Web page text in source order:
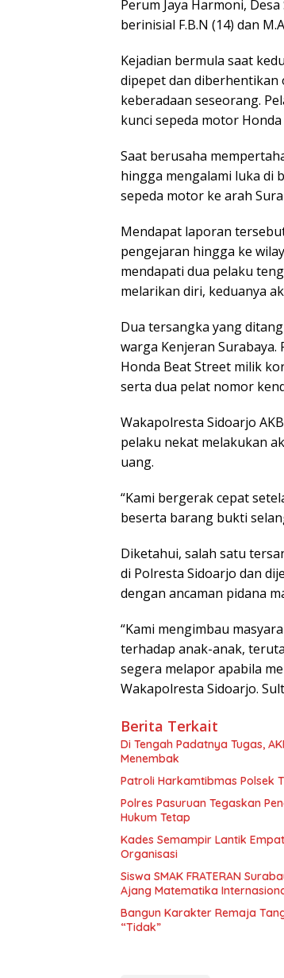
Perum Jaya Harmoni,
berinisial F.B.N (14) dan
Kejadian bermula saat
dipepet dan diberhentikan
keberadaan seseorang.
kunci sepeda motor
Saat berusaha
hingga mengalami luka di
sepeda motor ke arah
Mendapat laporan
pengejaran hingga ke
mendapati dua pelaku
melarikan diri, keduanya
Dua tersangka yang
warga Kenjeran
Honda Beat Street milik
serta dua pelat nomor
Wakapolresta Sidoarjo
pelaku nekat melakukan
uang.
“Kami bergerak cepat
beserta barang bukti
Diketahui, salah satu
di Polresta Sidoarjo dan
dengan ancaman pidana
“Kami mengimbau
terhadap anak-anak,
segera melapor apabila
Wakapolresta Sidoarjo.
Berita Terkait
Di Tengah Padatnya Tugas,
Menembak
Patroli Harkamtibmas Polsek
Polres Pasuruan Tegaskan
Hukum Tetap
Kades Semampir Lantik
Organisasi
Siswa SMAK FRATERAN
Ajang Matematika
Bangun Karakter Remaja
“Tidak”